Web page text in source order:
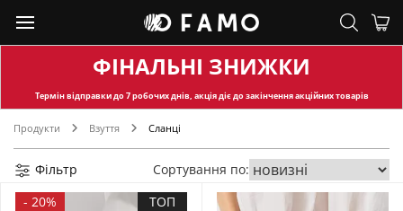
ФІНАЛЬНІ ЗНИЖКИ
Термін відправкидо 7 робочих днів, акція діє до закінчення акційних товарів
Продукти Взуття Сланці
Фільтр
Сортування по:
- 20% ТОП